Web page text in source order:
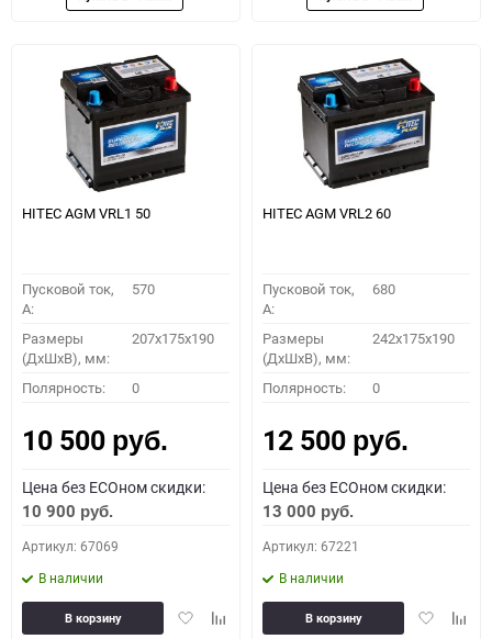
HITEC AGM VRL1 50
Пусковой ток,
A:
570
Размеры
(ДхШхВ), мм:
207x175x190
Полярность: 0
10 500 руб.
Цена без ECOном скидки:
10 900 руб.
Артикул: 67069
В наличии
ДобавитьДобавить
В корзину
HITEC AGM VRL2 60
Пусковой ток,
A:
680
Размеры
(ДхШхВ), мм:
242x175x190
Полярность: 0
12 500 руб.
Цена без ECOном скидки:
13 000 руб.
Артикул: 67221
В наличии
Добавить
В корзину